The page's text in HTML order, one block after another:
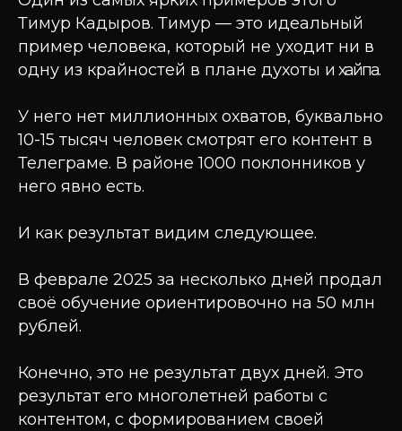
Тимур Кадыров. Тимур — это идеальный
пример человека, который не уходит ни в
одну из крайностей в плане духоты и хайпа.
У него нет миллионных охватов, буквально
10-15 тысяч человек смотрят его контент в
Телеграме. В районе 1000 поклонников у
него явно есть.
И как результат видим следующее.
В феврале 2025 за несколько дней продал
своё обучение ориентировочно на 50 млн
рублей.
Конечно, это не результат двух дней. Это
результат его многолетней работы с
контентом, с формированием своей